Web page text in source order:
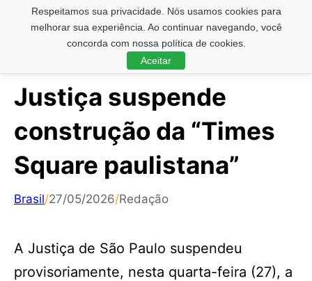
Respeitamos sua privacidade. Nós usamos cookies para
melhorar sua experiência. Ao continuar navegando, você
concorda com nossa política de cookies.
Aceitar
Pesquisar ...
Justiça suspende
construção da “Times
Square paulistana”
Brasil/27/05/2026/Redação
A Justiça de São Paulo suspendeu
provisoriamente, nesta quarta-feira (27), a